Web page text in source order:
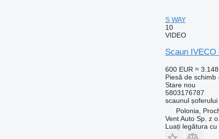
S WAY
10
VIDEO
Scaun IVECO
600 EUR ≈
Piesă de schimb
Starenou
5803176787
scaunul șoferului
Polonia,
Vent Auto Sp. z
Luați legătura